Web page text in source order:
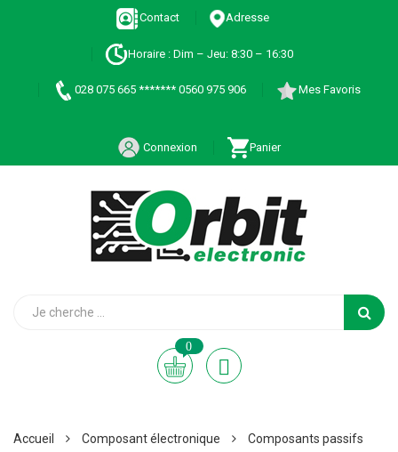
Contact Adresse
Horaire : Dim – Jeu: 8:30 – 16:30
028 075 665 ******* 0560 975 906 Mes Favoris
Connexion Panier
0
Accueil Composant électronique
Composants passifs